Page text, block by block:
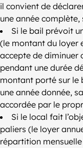
il convient de
une année
Si le bail prévoit
(le montant du loyer
accepte de diminuer
pendant une durée
montant porté sur le
une année donnée,
accordée par le
Si le local fait
paliers (le loyer
répartition